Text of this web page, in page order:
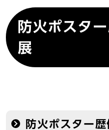
防火ポスタ
展
防火ポスター